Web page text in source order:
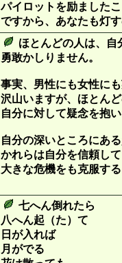
パイロットを励ました
ですから、あなたも灯
ほとんどの人は、自
勇敢かしりません。
事実、男性にも女性に
沢山いますが、ほとん
自分に対して疑念を抱
自分の深いところにあ
かれらは自分を信頼し
大きな危機をも克服す
七へん倒れたら
八へん起（た）て
日が入れば
月がでる